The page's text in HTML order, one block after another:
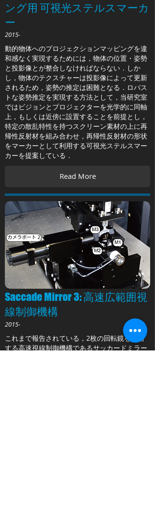
ング用 可視光ステルスマーカ
ー
2015-
動的物体へのプロジェクションマッピングを違
和感なく実現するためには，物体の位置・姿勢
と投影像とが整合しなければならない．しか
し，物体のテクスチャーは投影像によって更新
されるため，姿勢の推定は困難となる．ロバス
トな姿勢推定を実現する方法として，当研究室
ではビジョンとプロジェクターを光学的に同軸
上，もしくは近傍に設置することを前提とし，
特定の散乱特性を持つスクリーン素材の上に再
帰性反射材を組み合わせ，再帰性反射材の形状
をマーカーとして利用する可視光ステルスマー
カーを提案している．
Read More
Saccade Mirror 3: 高速広範囲視
線制御機構
2015-
これまで報告されている，2枚の回転鏡を利用
する高速視線制御機構であるサッカードミラー